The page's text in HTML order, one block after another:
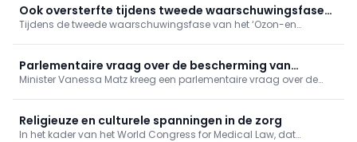
Ook oversterfte tijdens tweede waarschuwingsfase
'Ozon- en hitteplan'
Tijdens de tweede waarschuwingsfase van het ‘Ozon-en
hoewel beperkter dan tijdens de hittegolf eind juni.
Parlementaire vraag over de bescherming van
persoonsgegevens bij gebruik van apps in het kader
van reproductieve gezondheidszorg
Minister Vanessa Matz kreeg een parlementaire vraag over de
aandacht voor sensibilisering rond het gebruik van deze apps te
willen versterken.
Religieuze en culturele spanningen in de zorg
In het kader van het World Congress for Medical Law, dat